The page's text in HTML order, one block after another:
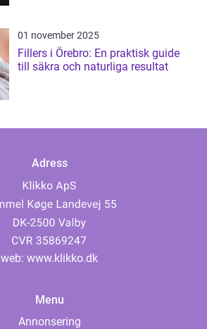
01 november 2025
Fillers i Örebro: En praktisk guide
till säkra och naturliga resultat
Adress
web: www.klikko.dk
Menu
Annonsering